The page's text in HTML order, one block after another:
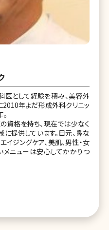
として経験を積み、美容外
年よだ形成外科クリニッ
格を持ち、現在では少なく
提供しています。目元、鼻な
ジングケア、美肌、男性・女
メニューは安心してかかりつ